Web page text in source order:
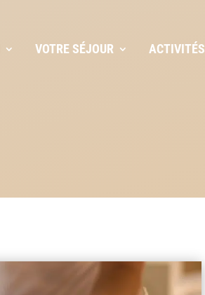
VOTRE SÉJOUR ACTIVITÉS